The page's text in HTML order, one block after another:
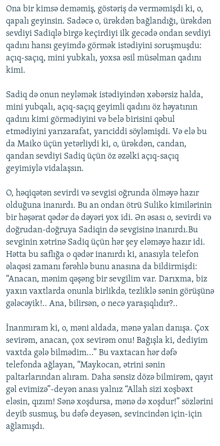
Ona bir kimsə deməmiş, göstəriş də verməmişdi ki, o,
qapalı geyinsin. Sadəcə o, ürəkdən bağlandığı, ürəkdən
sevdiyi Sadiqlə birgə keçirdiyi ilk gecədə ondan sevdiyi
qadını hansı geyimdə görmək istədiyini soruşmuşdu:
açıq-saçıq, mini yubkalı, yoxsa əsil müsəlman qadını
kimi.
Sadiq də onun neyləmək istədiyindən xəbərsiz halda,
mini yubqalı, açıq-saçıq geyimli qadını öz həyatının
qadını kimi görmədiyini və belə birisini qəbul
etmədiyini yarızarafat, yarıciddi söyləmişdi. Və elə bu
da Maiko üçün yetərliydi ki, o, ürəkdən, candan,
qandan sevdiyi Sadiq üçün öz əzəlki açıq-saçıq
geyimiylə vidalaşsın.
O, həqiqətən sevirdi və sevgisi oğrunda ölməyə hazır
olduğuna inanırdı. Bu an ondan ötrü Suliko kimilərinin
bir həşərat qədər də dəyəri yox idi. Ən əsası o, sevirdi və
doğrudan-doğruya Sadiqin də sevgisinə inanırdı.Bu
sevginin xətrinə Sadiq üçün hər şey eləməyə hazır idi.
Hətta bu saflığa o qədər inanırdı ki, anasıyla telefon
əlaqəsi zamanı fərəhlə bunu anasına da bildirmişdi:
“Anacan, mənim qəşəng bir sevgilim var. Darıxma, biz
yaxın vaxtlarda onunla birlikdə, tezliklə sənin görüşünə
gələcəyik!.. Ana, bilirsən, o necə yaraşıqlıdır?..
İnanmıram ki, o, məni aldada, mənə yalan danışa. Çox
sevirəm, anacan, çox sevirəm onu! Bağışla ki, dediyim
vaxtda gələ bilmədim...” Bu vaxtacan hər dəfə
telefonda ağlayan, “Maykocan, ətrini sənin
paltarlarından alıram. Daha sənsiz dözə bilmirəm, qayıt
gəl evimizə”-deyən anası yalnız “Allah sizi xoşbəxt
eləsin, qızım! Sənə xoşdursa, mənə də xoşdur!” sözlərini
deyib susmuş, bu dəfə deyəsən, sevincindən için-için
ağlamışdı.